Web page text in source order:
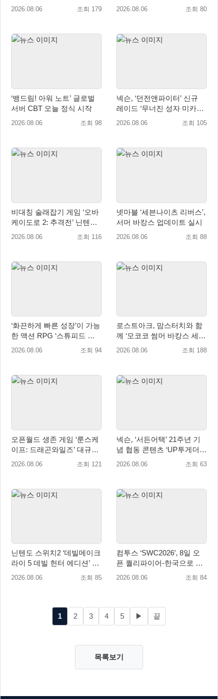
로모션 진행!
2026.08.06 조회 179
업 육성 위한 업무협약 체결
2026.08.06 조회 80
‘뱅드림! 아워 노트’ 글로벌
서버 CBT 오늘 정식 시작
2026.08.06 조회 98
넥슨, ‘던전앤파이터’ 신규
레이드 ‘무너진 성자 미카엘
라’ 업데이트!
2026.08.06 조회 105
비대칭 술래잡기 게임 ‘오바
케이도로 2: 추격전’ 닌텐도
eShop 출시
2026.08.06 조회 116
넷마블 ‘세븐나이츠 리버스’,
서머 바캉스 업데이트 실시
2026.08.06 조회 88
‘화끈하게 빠른 성장’이 가능
한 액션 RPG ‘스튜피드 네
버 다이즈’ 패키지판 예약판
2026.08.06 조회 94
로스트아크, 맘스터치와 함
께 ‘모코코 썸머 바캉스 세
트’ 출시
2026.08.06 조회 188
오픈월드 생존 게임 ‘룬스케
이프: 드래곤와일즈’ 대규모
유저 편의성 개선 및 사이드
2026.08.06 조회 121
넥슨, ‘서든어택’ 21주년 기
념 협동 콘텐츠 ‘UP투게더’
업데이트
2026.08.06 조회 63
닌텐도 스위치2 ‘데빌메이크
라이 5 데빌 헌터 에디션’ 패
키지 제품 8월 7일 예약판매
2026.08.06 조회 85
컴투스 ‘SWC2026’, 8일 오
픈 퀄리파이어-한국으로 시
즌 개막!
2026.08.06 조회 84
1 2 3 4 5 ▶ 끝
목록보기